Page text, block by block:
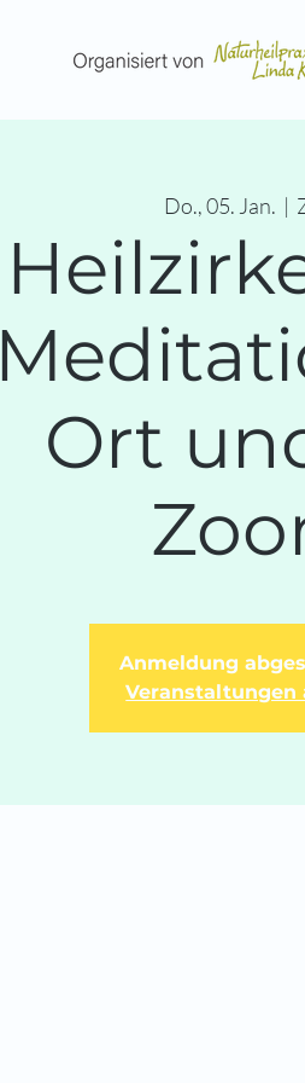
Do., 05. Jan.
  |
Ort
Anmeldung
Veranstaltungen